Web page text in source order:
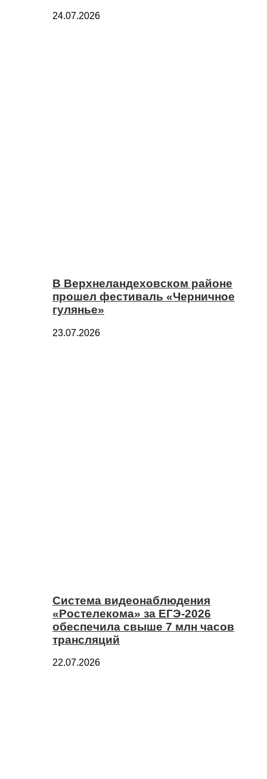
24.07.2026
В Верхнеландеховском районе
прошел фестиваль «Черничное
гулянье»
23.07.2026
Система видеонаблюдения
«Ростелекома» за ЕГЭ-2026
обеспечила свыше 7 млн часов
трансляций
22.07.2026